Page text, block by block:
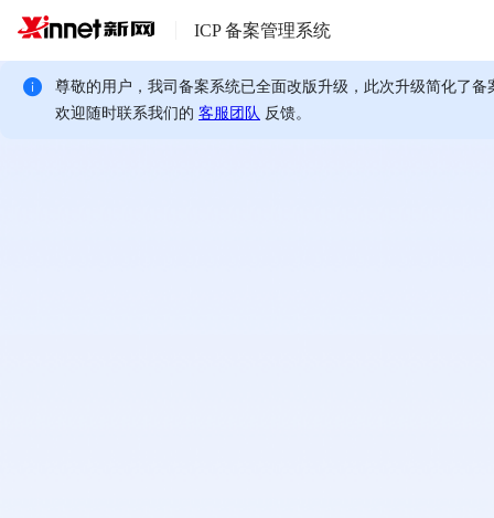
ICP 备案管理系统
尊敬的用户，我司备案系统已全面改版升级，此次升级简化了
欢迎随时联系我们的 客服团队 反馈。